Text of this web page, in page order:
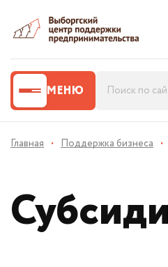
МЕНЮ
Главная · Поддержка бизнеса ·